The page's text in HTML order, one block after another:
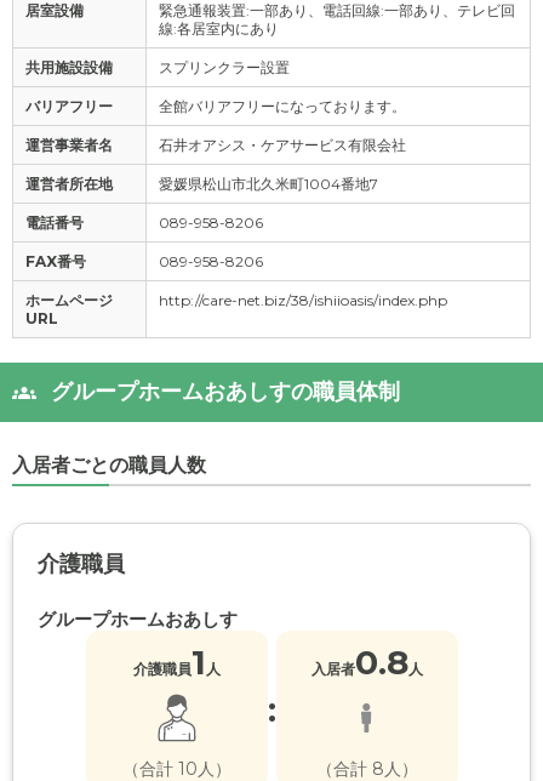
居室設備
緊急通報装置:一部あり、電話回線:一部あり、テレビ回
線:各居室内にあり
共用施設設備 スプリンクラー設置
バリアフリー 全館バリアフリーになっております。
運営事業者名 石井オアシス・ケアサービス有限会社
運営者所在地 愛媛県松山市北久米町1004番地7
電話番号 089-958-8206
FAX番号 089-958-8206
ホームページ
URL
http://care-net.biz/38/ishiioasis/index.php
グループホームおあしすの職員体制
入居者ごとの職員人数
介護職員
グループホームおあしす
介護職員1 人
（合計 10人）
:
入居者0.8人
（合計 8人）